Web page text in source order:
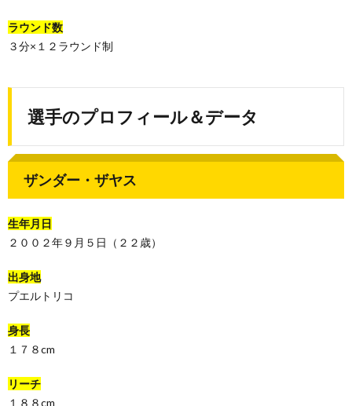
ラウンド数
３分×１２ラウンド制
選手のプロフィール＆データ
ザンダー・ザヤス
生年月日
２００２年９月５日（２２歳）
出身地
プエルトリコ
身長
１７８cm
リーチ
１８８cm